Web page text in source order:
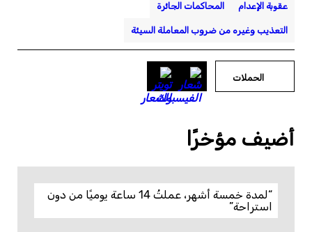
عقوبة الإعدام المحاكمات الجائرة
التعذيب وغيره من ضروب المعاملة السيئة
الحملات
أضيف مؤخرًا
“لمدة خمسة أشهر، عملتُ 14 ساعة يوميًا من دون
استراحة”